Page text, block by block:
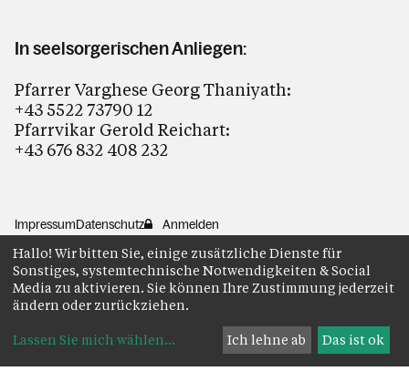
In seelsorgerischen Anliegen:
Pfarrer Varghese Georg Thaniyath:
+43 5522 73790 12
Pfarrvikar Gerold Reichart:
+43 676 832 408 232
ImpressumDatenschutz Anmelden
Hallo! Wir bitten Sie, einige zusätzliche Dienste für
Sonstiges, systemtechnische Notwendigkeiten & Social
Media zu aktivieren. Sie können Ihre Zustimmung jederzeit
ändern oder zurückziehen.
Lassen Sie mich wählen... Ich lehne ab Das ist ok